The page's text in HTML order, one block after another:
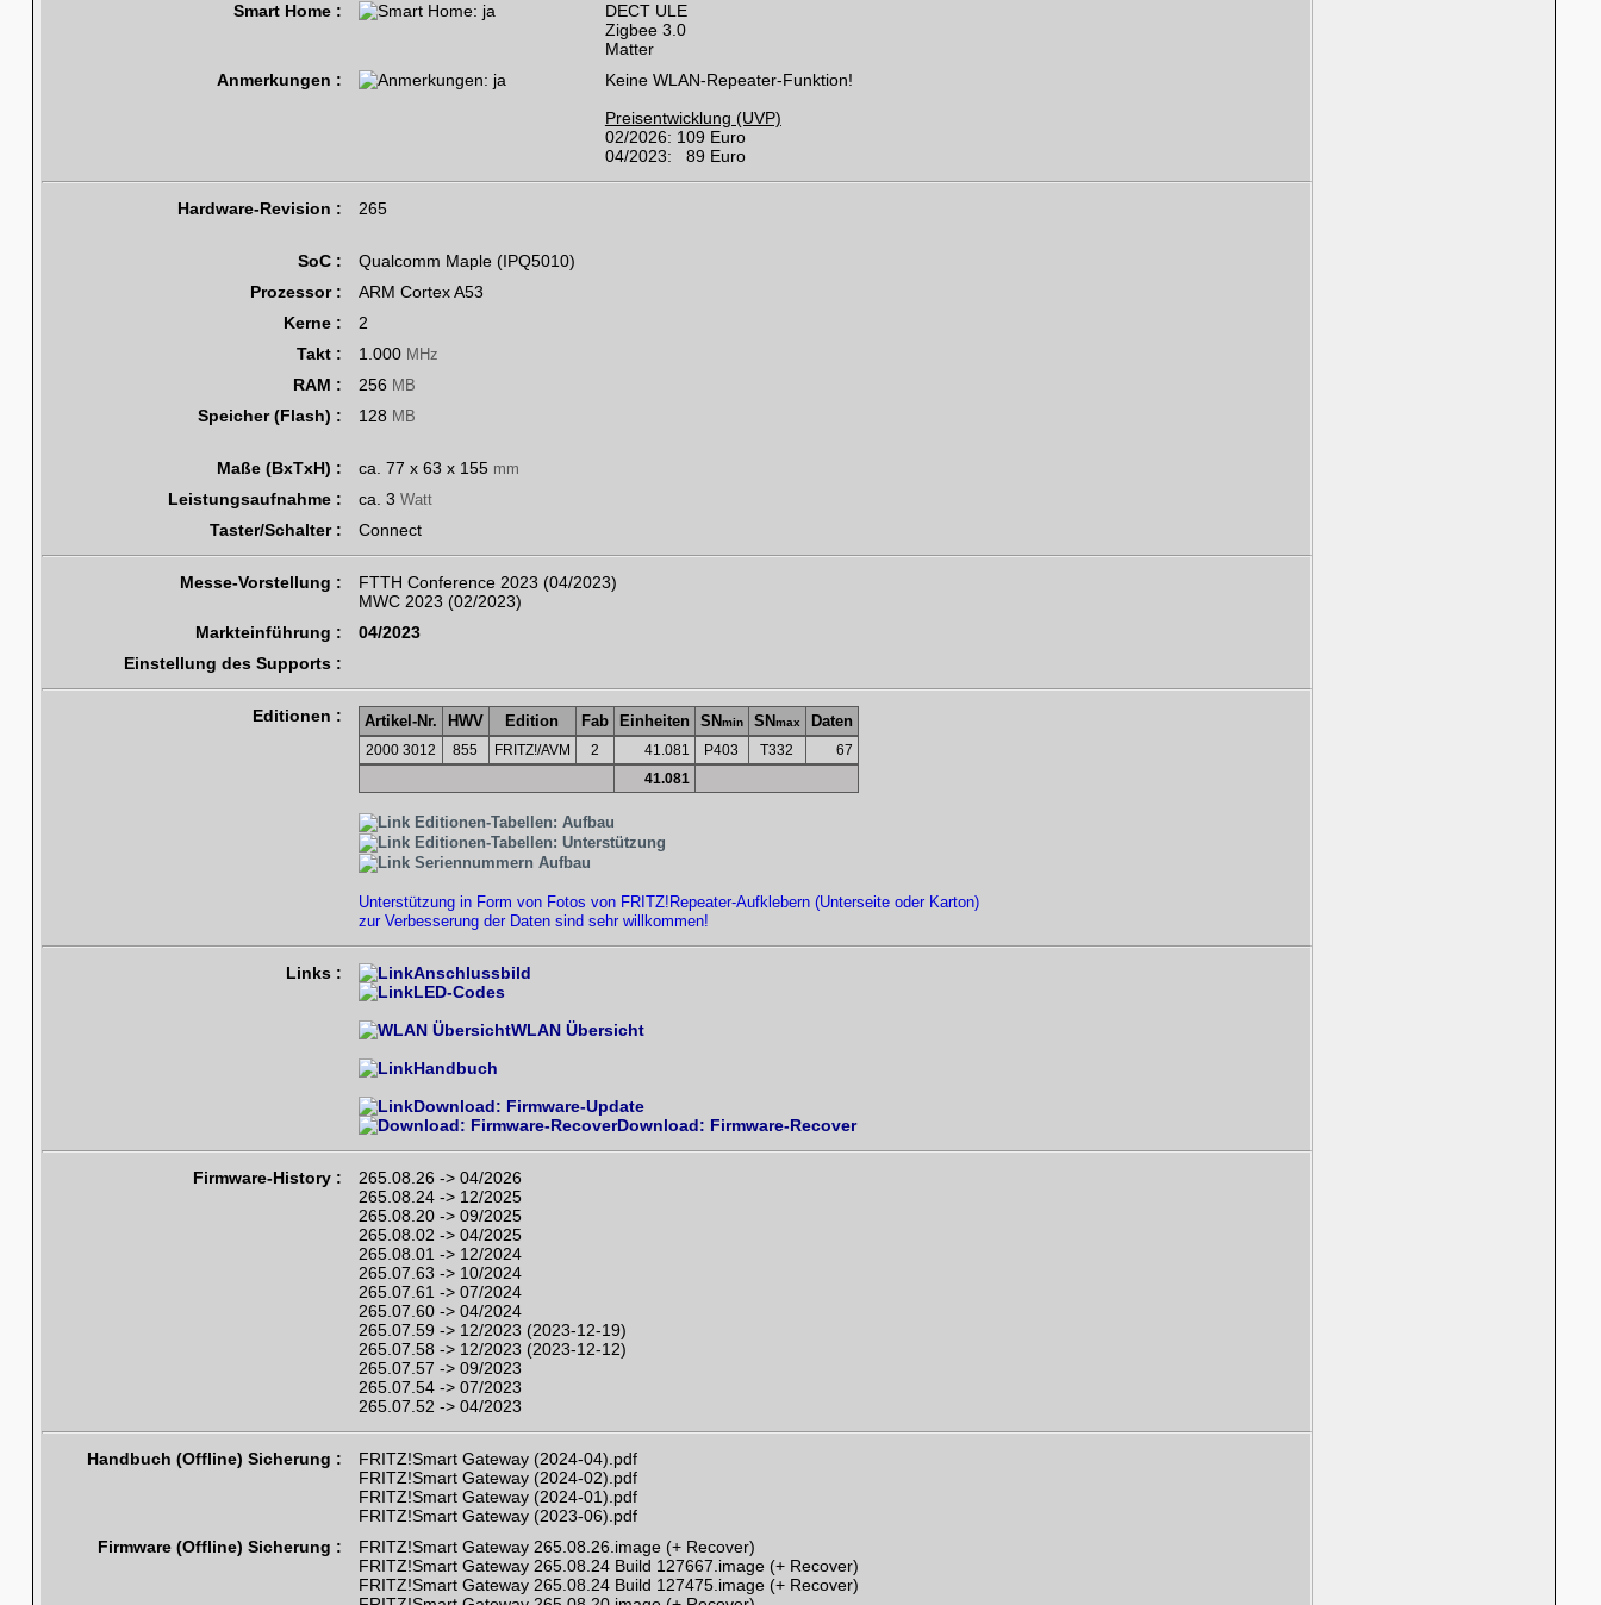
Smart Home :
DECT ULE
Zigbee 3.0
Matter
Anmerkungen :
Keine WLAN-Repeater-Funktion!
Preisentwicklung (UVP)
02/2026: 109 Euro
04/2023: 89 Euro
Hardware-Revision : 265
SoC :
Qualcomm Maple (IPQ5010)
Prozessor :
ARM Cortex A53
Kerne :
2
Takt :
1.000 MHz
RAM : 256 MB
Speicher (Flash) : 128 MB
Maße (BxTxH) : ca. 77 x 63 x 155 mm
Leistungsaufnahme : ca. 3 Watt
Taster/Schalter : Connect
Messe-Vorstellung :
FTTH Conference 2023 (04/2023)
MWC 2023 (02/2023)
Markteinführung :
04/2023
Einstellung des Supports :
Editionen : Artikel-Nr. HWV Edition Fab Einheiten SNmin SNmax Daten
2000 3012 855 FRITZ!/AVM 2 41.081 P403 T332
67
41.081
Editionen-Tabellen: Aufbau
Editionen-Tabellen: Unterstützung
Seriennummern Aufbau
Unterstützung in Form von Fotos von FRITZ!Repeater-Aufklebern (Unterseite oder Karton)
zur Verbesserung der Daten sind sehr willkommen!
Links :
Anschlussbild
LED-Codes
WLAN Übersicht
Handbuch
Download: Firmware-Update
Download: Firmware-Recover
Firmware-History :
265.08.26 -> 04/2026
265.08.24 -> 12/2025
265.08.20 -> 09/2025
265.08.02 -> 04/2025
265.08.01 -> 12/2024
265.07.63 -> 10/2024
265.07.61 -> 07/2024
265.07.60 -> 04/2024
265.07.59 -> 12/2023 (2023-12-19)
265.07.58 -> 12/2023 (2023-12-12)
265.07.57 -> 09/2023
265.07.54 -> 07/2023
265.07.52 -> 04/2023
Handbuch (Offline) Sicherung :
FRITZ!Smart Gateway (2024-04).pdf
FRITZ!Smart Gateway (2024-02).pdf
FRITZ!Smart Gateway (2024-01).pdf
FRITZ!Smart Gateway (2023-06).pdf
Firmware (Offline) Sicherung :
FRITZ!Smart Gateway 265.08.26.image (+ Recover)
FRITZ!Smart Gateway 265.08.24 Build 127667.image (+ Recover)
FRITZ!Smart Gateway 265.08.24 Build 127475.image (+ Recover)